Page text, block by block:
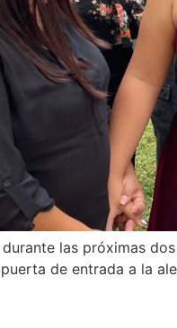
las próximas
de entrada a la